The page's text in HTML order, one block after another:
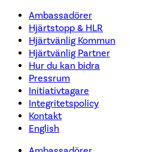
Ambassadörer
Hjärtstopp & HLR
Hjärtvänlig Kommun
Hjärtvänlig Partner
Hur du kan bidra
Pressrum
Initiativtagare
Integritetspolicy
Kontakt
English